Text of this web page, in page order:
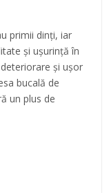
primii dinți, iar
și ușurință în
și ușor
bucală de
un plus de